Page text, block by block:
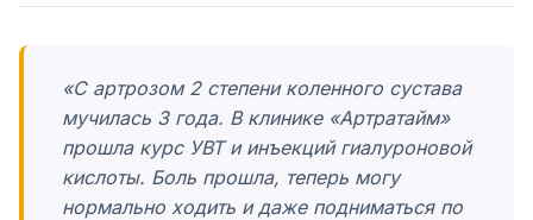
«С артрозом 2 степени коленного сустава
мучилась 3 года. В клинике «Артратайм»
прошла курс УВТ и инъекций гиалуроновой
кислоты. Боль прошла, теперь могу
нормально ходить и даже подниматься по